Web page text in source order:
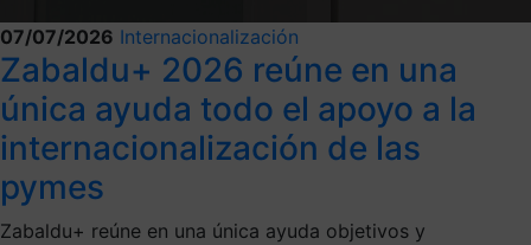
07/07/2026 Internacionalización
Zabaldu+ 2026 reúne en una
única ayuda todo el apoyo a la
internacionalización de las
pymes
Zabaldu+ reúne en una única ayuda objetivos y